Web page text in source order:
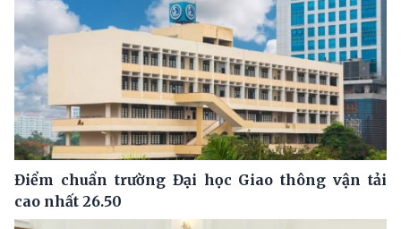
Điểm chuẩn trường Đại học Giao thông vận tải
cao nhất 26.50